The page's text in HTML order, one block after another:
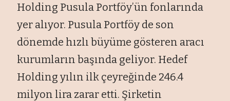
Holding Pusula Portföy’ün fonlarında
yer alıyor. Pusula Portföy de son
dönemde hızlı büyüme gösteren aracı
kurumların başında geliyor. Hedef
Holding yılın ilk çeyreğinde 246.4
milyon lira zarar etti. Şirketin